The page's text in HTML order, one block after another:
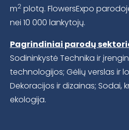
m2 plotą. FlowersExpo
nei 10 000 lankytojų.
Pagrindiniai parodų
Sodininkystė Technika ir
technologijos; Gėlių verslas ir
Dekoracijos ir dizainas; Sodai,
ekologija.